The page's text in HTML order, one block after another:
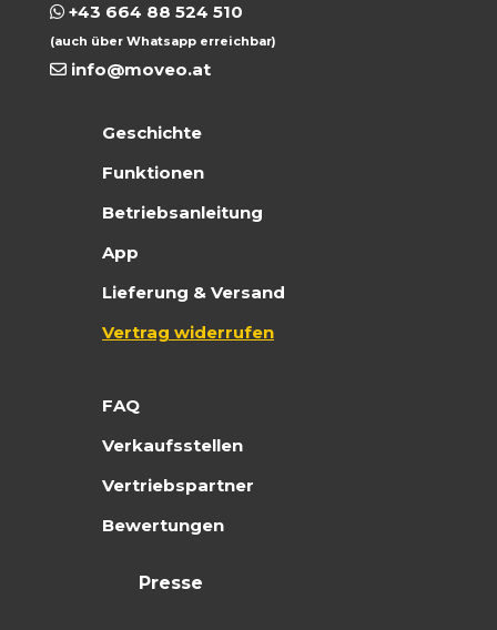
+43 664 88 524 510
(auch über Whatsapp erreichbar)
info@moveo.at
Geschichte
Funktionen
Betriebsanleitung
App
Lieferung & Versand
Vertrag widerrufen
FAQ
Verkaufsstellen
Vertriebspartner
Bewertungen
Presse